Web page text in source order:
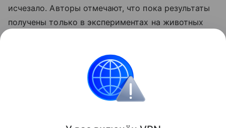
исчезало. Авторы отмечают, что пока результаты
получены только в экспериментах на животных
Поделиться